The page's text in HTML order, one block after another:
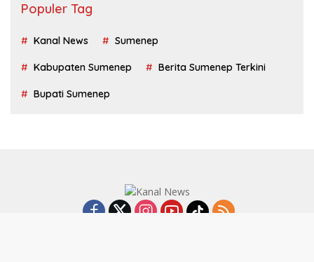
Populer Tag
Kanal News Sumenep
Kabupaten Sumenep Berita Sumenep Terkini
Bupati Sumenep